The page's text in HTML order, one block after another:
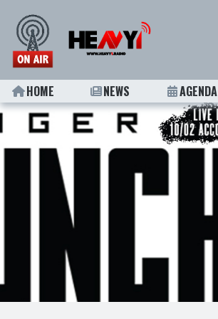
HOME NEWS AGENDA